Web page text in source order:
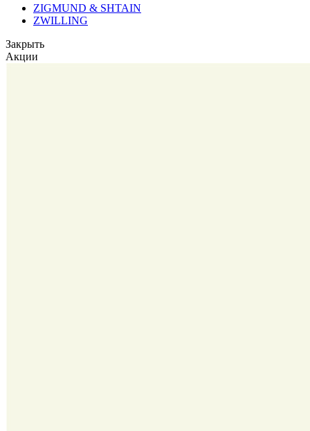
ZIGMUND & SHTAIN
ZWILLING
Закрыть
Акции